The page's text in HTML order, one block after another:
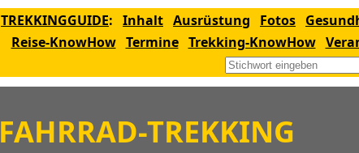
TREKKINGGUIDE: Inhalt Ausrüstung Fotos
Reise-KnowHow Termine Trekking-KnowHow
FAHRRAD-TREKKING